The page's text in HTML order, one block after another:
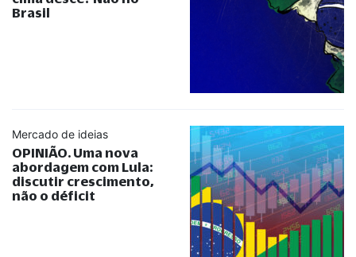
Brasil
Mercado de ideias
OPINIÃO. Uma nova
abordagem com Lula:
discutir crescimento,
não o déficit